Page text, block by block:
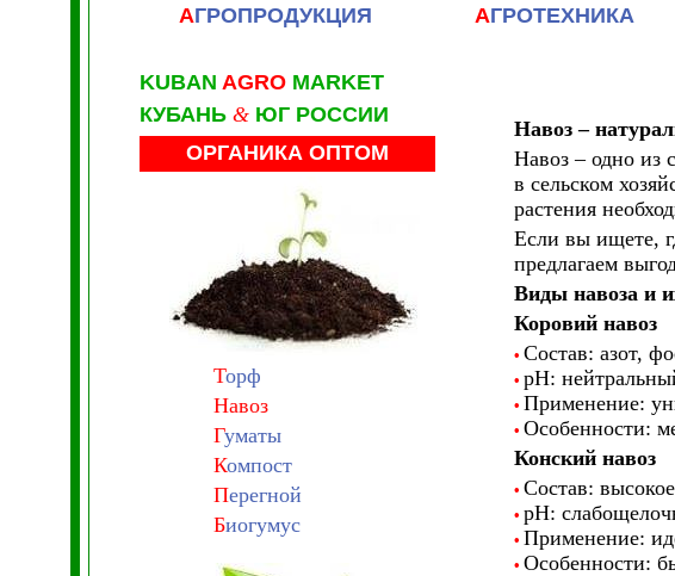
АГРОПРОДУКЦИЯ АГРОТЕХНИКА
KUBAN AGRO MARKET
КУБАНЬ & ЮГ РОССИИ
ОРГАНИКА ОПТОМ
Торф
Навоз
Гуматы
Компост
Перегной
Биогумус
Навоз –
Навоз – одно из
в сельском
растения
Если вы ищете,
предлагаем
Виды навоза и
Коровий навоз
• Состав: азот,
• pH:
• Применение:
• Особенности:
Конский навоз
• Состав:
• pH:
• Применение:
• Особенности: